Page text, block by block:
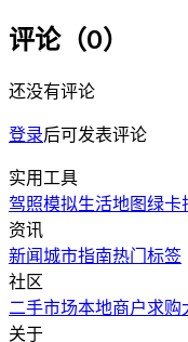
评论（0）
还没有评论
登录后可发表评论
实用工具
驾照模拟生活地图绿卡
资讯
新闻城市指南热门标签
社区
二手市场本地商户求购
关于